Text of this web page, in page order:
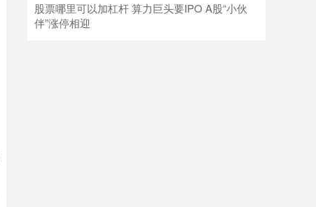
股票哪里可以加杠杆 算力巨头要IPO A股“小伙
伴”涨停相迎